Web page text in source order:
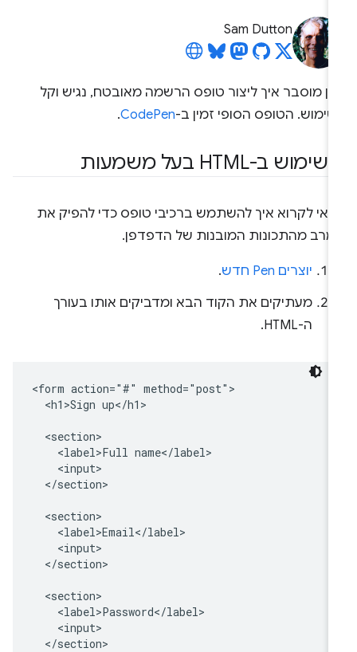
Sam Dutton
מוסבר איך ליצור טופס הרשמה מאובטח, נגיש וקל
הטופס הסופי זמין ב-CodePen
.
שימוש ב-HTML בעל משמעות
לקרוא איך להשתמש ברכיבי טופס כדי להפיק את
מהתכונות המובנות של הדפדפן.
יוצרים Pen חדש
.
מעתיקים את הקוד הבא ומדביקים אותו בעורך
<form action="#" method="post">
  <h1>Sign up</h1>
  <section>
    <label>Full name</label>
    <input>
  </section>
  <section>
    <label>Email</label>
    <input>
  </section>
  <section>
    <label>Password</label>
    <input>
  </section>